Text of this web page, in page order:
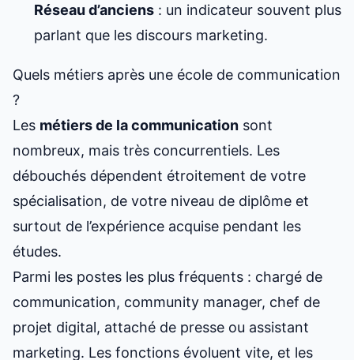
Réseau d’anciens : un indicateur souvent plus
parlant que les discours marketing.
Quels métiers après une école de communication
?
Les métiers de la communication sont
nombreux, mais très concurrentiels. Les
débouchés dépendent étroitement de votre
spécialisation, de votre niveau de diplôme et
surtout de l’expérience acquise pendant les
études.
Parmi les postes les plus fréquents : chargé de
communication, community manager, chef de
projet digital, attaché de presse ou assistant
marketing. Les fonctions évoluent vite, et les